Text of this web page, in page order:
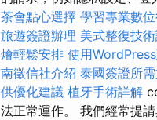
茶會點心選擇 學習專業數
旅遊簽證辦理 美式整復技
燴輕鬆安排 使用
南徵信社介紹 泰國簽證所
供優化建議 植牙手術詳解
法正常運作。 我們經常提